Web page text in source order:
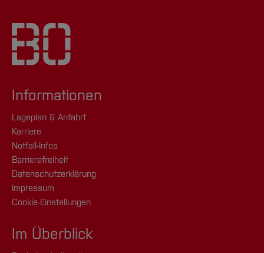
Informationen
Lageplan & Anfahrt
Karriere
Notfall-Infos
Barrierefreiheit
Datenschutzerklärung
Impressum
Cookie-Einstellungen
Im Überblick